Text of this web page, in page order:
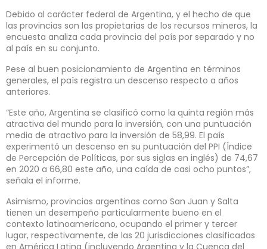
Debido al carácter federal de Argentina, y el hecho de que
las provincias son las propietarias de los recursos mineros, la
encuesta analiza cada provincia del país por separado y no
al país en su conjunto.
Pese al buen posicionamiento de Argentina en términos
generales, el país registra un descenso respecto a años
anteriores.
“Este año, Argentina se clasificó como la quinta región más
atractiva del mundo para la inversión, con una puntuación
media de atractivo para la inversión de 58,99. El país
experimentó un descenso en su puntuación del PPI (Índice
de Percepción de Políticas, por sus siglas en inglés) de 74,67
en 2020 a 66,80 este año, una caída de casi ocho puntos”,
señala el informe.
Asimismo, provincias argentinas como San Juan y Salta
tienen un desempeño particularmente bueno en el
contexto latinoamericano, ocupando el primer y tercer
lugar, respectivamente, de las 20 jurisdicciones clasificadas
en América Latina (incluyendo Argentina y la Cuenca del